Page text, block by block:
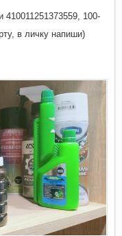
100-
в личку напиши)